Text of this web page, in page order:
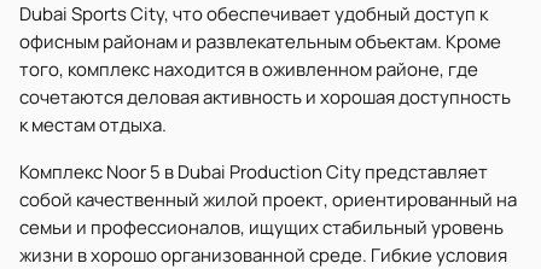
Dubai Sports City, что обеспечивает удобный доступ к
офисным районам и развлекательным объектам. Кроме
того, комплекс находится в оживленном районе, где
сочетаются деловая активность и хорошая доступность
к местам отдыха.
Комплекс Noor 5 в Dubai Production City представляет
собой качественный жилой проект, ориентированный на
семьи и профессионалов, ищущих стабильный уровень
жизни в хорошо организованной среде. Гибкие условия